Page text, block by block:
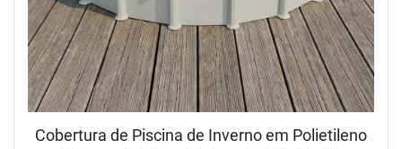
Cobertura de Piscina de Inverno em Polietileno